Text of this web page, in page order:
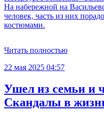
На набережной на
человек, часть из них
костюмами.
Читать полностью
22 мая 2025 04:57
Ушел из семьи и
Скандалы в